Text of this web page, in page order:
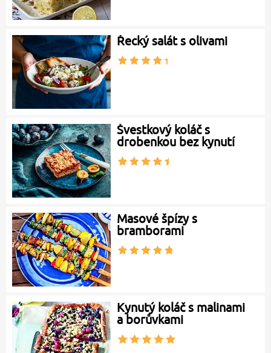
Řecký salát s olivami
Švestkový koláč s
drobenkou bez kynutí
Masové špízy s
bramborami
Kynutý koláč s malinami
a borůvkami